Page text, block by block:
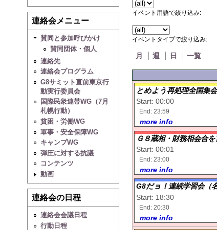
連絡会メニュー
賛同と参加呼びかけ
賛同団体・個人
連絡先
連絡会プログラム
G8サミット直前東京行
動実行委員会
国際民衆連帯WG（7月
札幌行動）
貧困・労働WG
軍事・安全保障WG
キャンプWG
弾圧に対する抗議
コンテンツ
動画
連絡会の日程
連絡会会議日程
行動日程
イベント用語で絞り込み:
イベントタイプで絞り込み:
月 週 日
一覧
とめよう再処理全国集会
Start: 00:00
End: 23:59
more info
Ｇ８蔵相・財務相会合
Start: 00:01
End: 23:00
more info
G8だョ！連続学習会（
Start: 18:30
End: 20:30
more info